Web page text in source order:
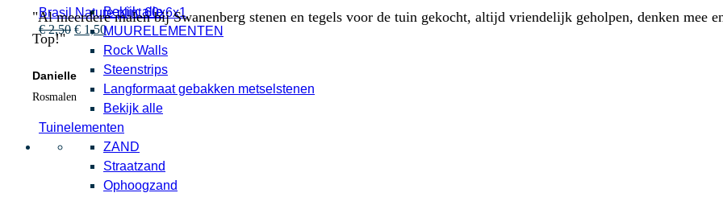
Brasil Nature plint 60x6x1
€2,50 Oorspronkelijke
was:
€ 2,50.
€ 1,50Huidige
prijs
is:
€ 1,50.
Bekijk alle
MUURELEMENTEN
Rock Walls
Steenstrips
Langformaat gebakken metselstenen
Bekijk alle
Tuinelementen
ZAND
Straatzand
Ophoogzand
"Al meerdere malen bij Swanenberg stenen en tegels voor de tuin gekocht, altijd vriendelijk geholpen, denken mee
Top!"
Danielle
Rosmalen